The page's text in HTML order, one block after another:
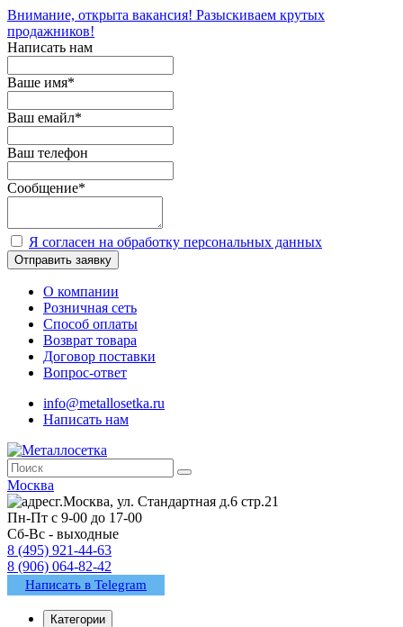
Внимание, открыта вакансия! Разыскиваем крутых
продажников!
Написать нам
Ваше имя*
Ваш емайл*
Ваш телефон
Сообщение*
Я согласен на обработку персональных данных
Отправить заявку
О компании
Розничная сеть
Способ оплаты
Возврат товара
Договор поставки
Вопрос-ответ
info@metallosetka.ru
Написать нам
Москва
г.Москва, ул. Стандартная д.6 стр.21
Пн-Пт с 9-00 до 17-00
Сб-Вс - выходные
8 (495) 921-44-63
8 (906) 064-82-42
Написать в Telegram
Категории